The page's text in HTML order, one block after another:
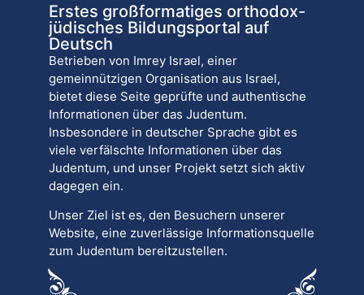
Erstes großformatiges orthodox-
jüdisches Bildungsportal auf
Deutsch
Betrieben von Imrey Israel, einer
gemeinnützigen Organisation aus Israel,
bietet diese Seite geprüfte und authentische
Informationen über das Judentum.
Insbesondere in deutscher Sprache gibt es
viele verfälschte Informationen über das
Judentum, und unser Projekt setzt sich aktiv
dagegen ein.
Unser Ziel ist es, den Besuchern unserer
Website, eine zuverlässige Informationsquelle
zum Judentum bereitzustellen.